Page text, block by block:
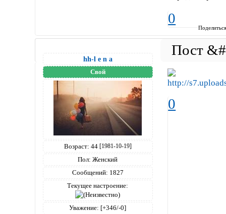
0
hh-l e n a
Свой
Возраст: 44 [1981-10-19]
Пол: Женский
Сообщений: 1827
Текущее настроение:
Уважение: [+346/-0]
0